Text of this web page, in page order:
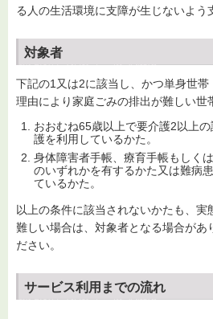
る人の生活環境に支障が生じないよう
対象者
下記の1又は2に該当し、かつ単身世
理由により家庭ごみの排出が難しい世
おおむね65歳以上で要介護2以上
護を利用しているかた。
身体障害者手帳、療育手帳もしく
のいずれかを有するかた又は難病
ているかた。
以上の条件に該当されないかたも、実
難しい場合は、対象者となる場合があ
ださい。
サービス利用までの流れ